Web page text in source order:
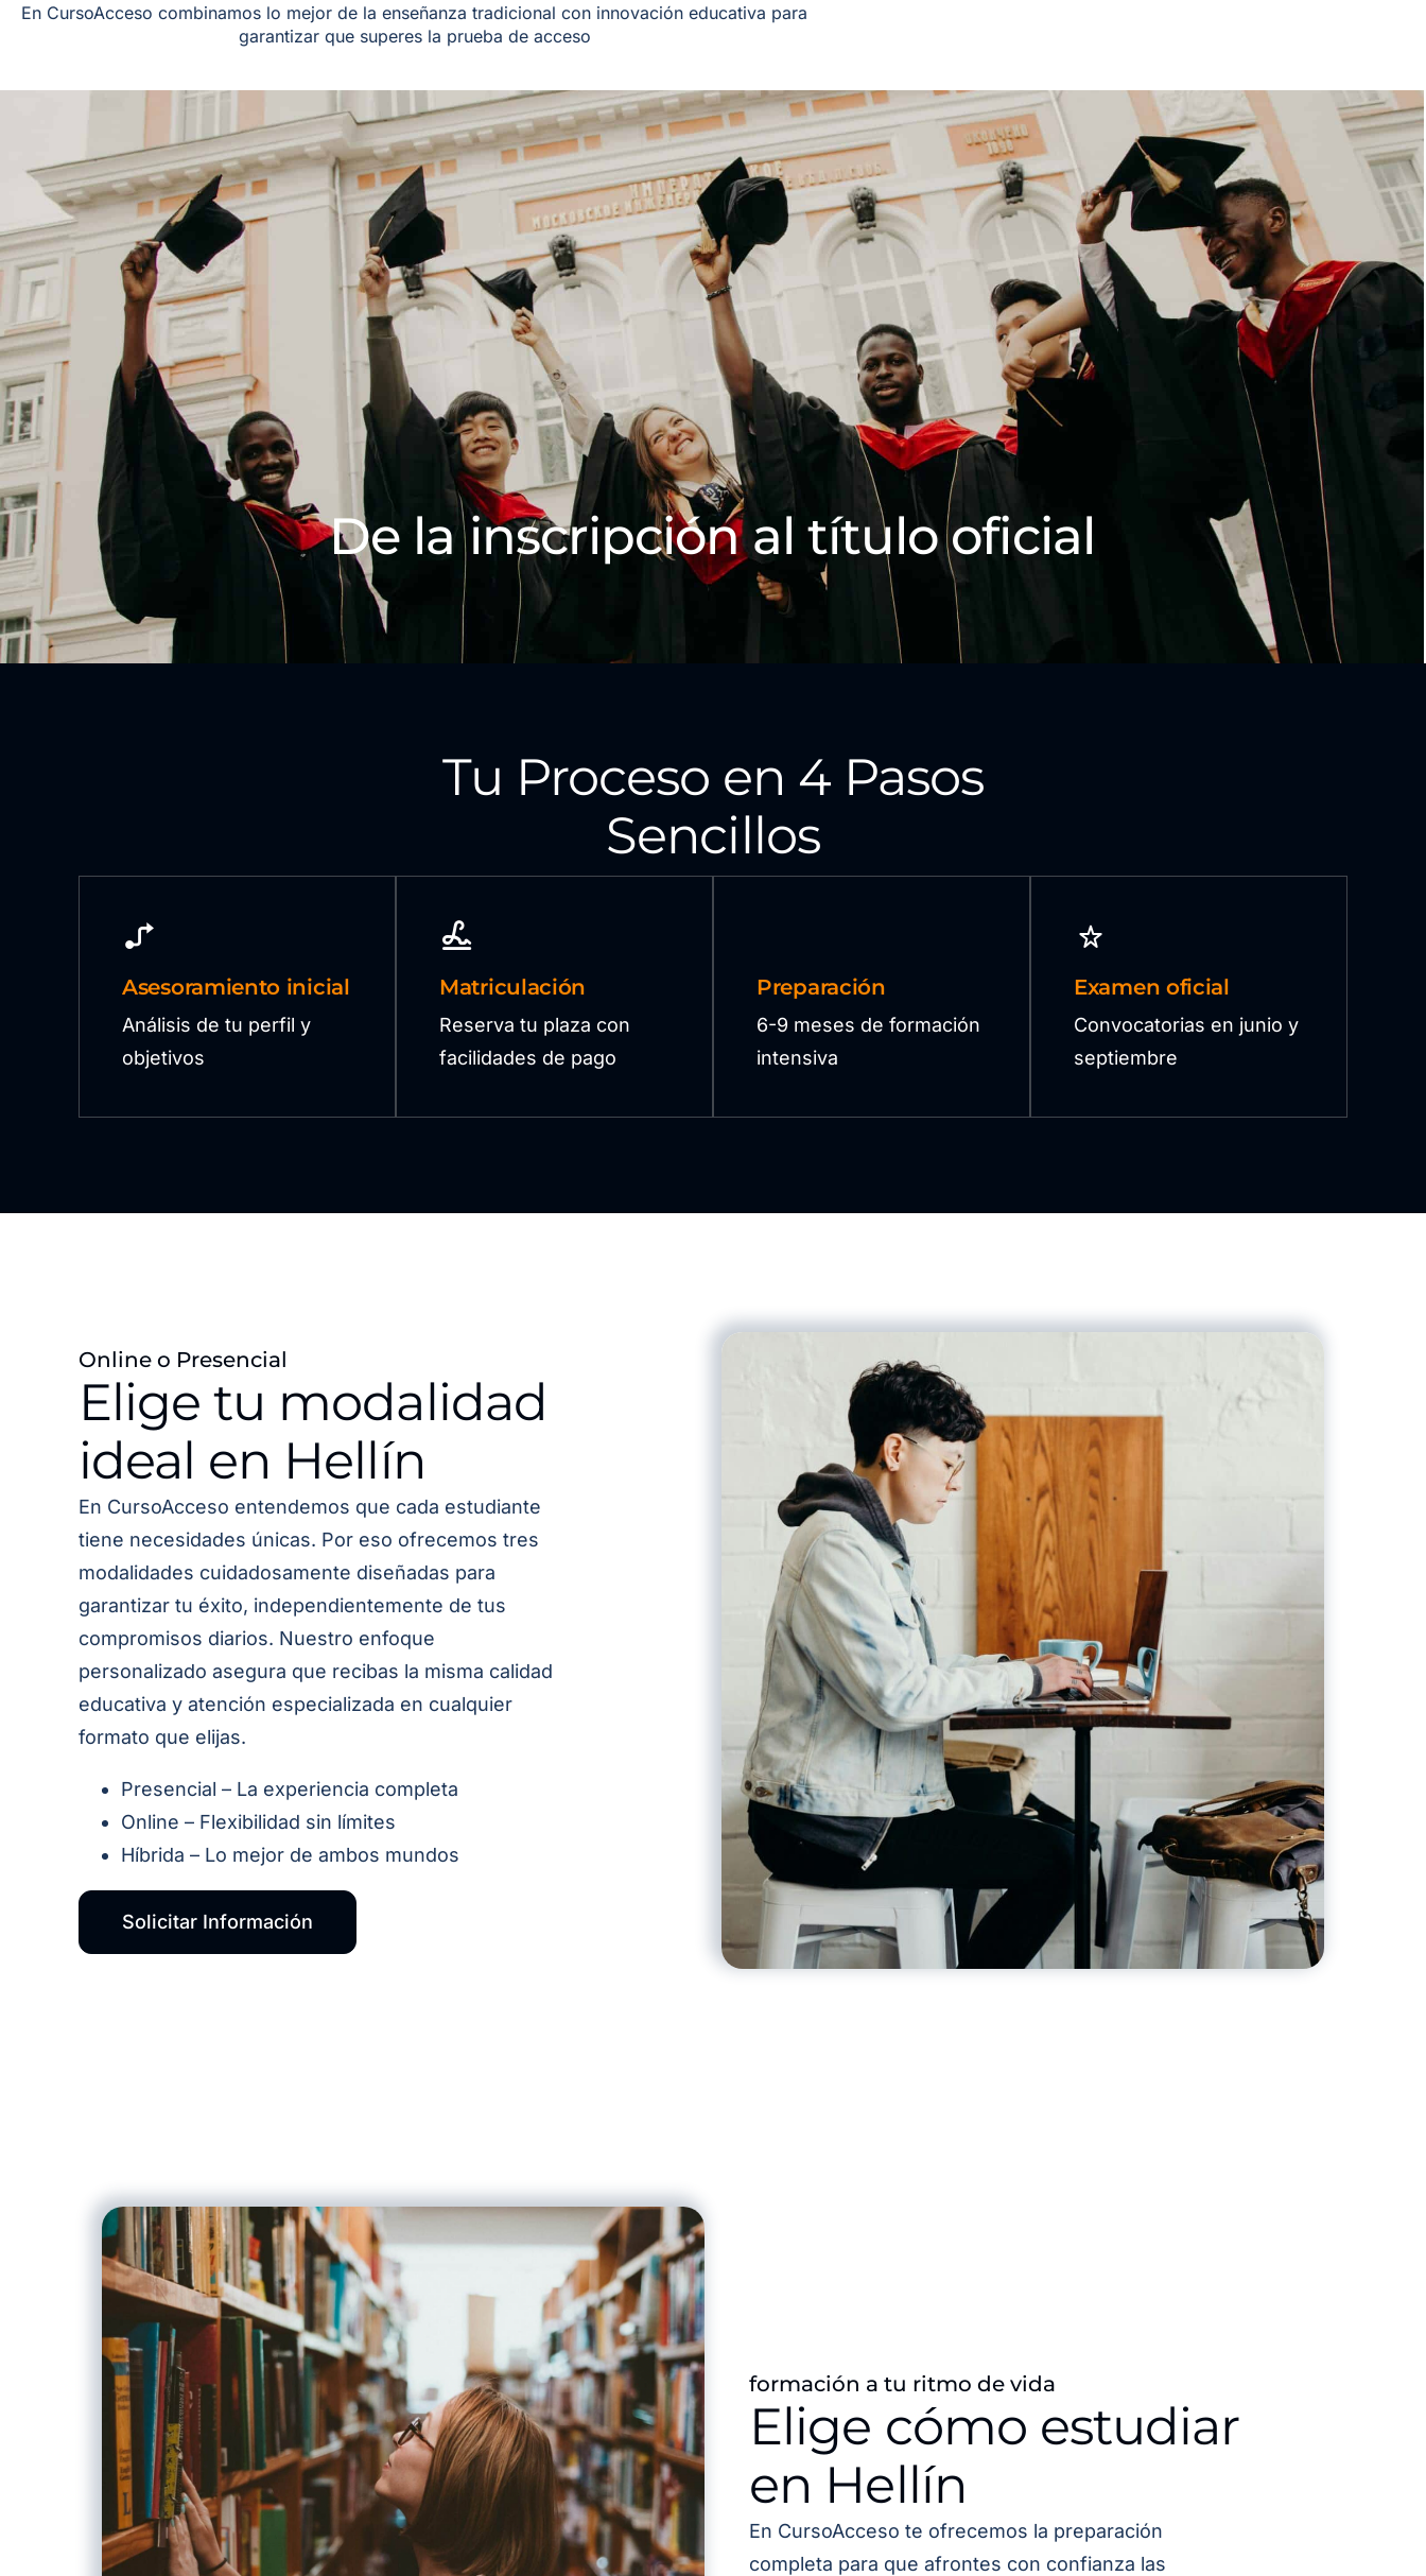
En CursoAcceso combinamos lo mejor de la enseñanza tradicional con innovación educativa para
garantizar que superes la prueba de acceso
De la inscripción al título oficial
Tu Proceso en 4 Pasos
Sencillos
Asesoramiento inicial
Análisis de tu perfil y
objetivos
Matriculación
Reserva tu plaza con
facilidades de pago
Preparación
6-9 meses de formación
intensiva
Examen oficial
Convocatorias en junio y
septiembre
Online o Presencial
Elige tu modalidad
ideal en Hellín
En CursoAcceso entendemos que cada estudiante
tiene necesidades únicas. Por eso ofrecemos tres
modalidades cuidadosamente diseñadas para
garantizar tu éxito, independientemente de tus
compromisos diarios. Nuestro enfoque
personalizado asegura que recibas la misma calidad
educativa y atención especializada en cualquier
formato que elijas.
Presencial – La experiencia completa
Online – Flexibilidad sin límites
Híbrida – Lo mejor de ambos mundos
Solicitar Información
formación a tu ritmo de vida
Elige cómo estudiar
en Hellín
En CursoAcceso te ofrecemos la preparación
completa para que afrontes con confianza las